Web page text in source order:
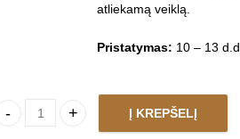
atliekamą veiklą.
Pristatymas: 10 – 13 d.d.
Lubinis šviestuvas AVEIRO quantity
Į KREPŠELĮ